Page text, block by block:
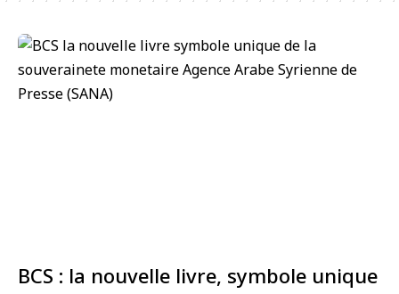
BCS : la nouvelle livre, symbole unique